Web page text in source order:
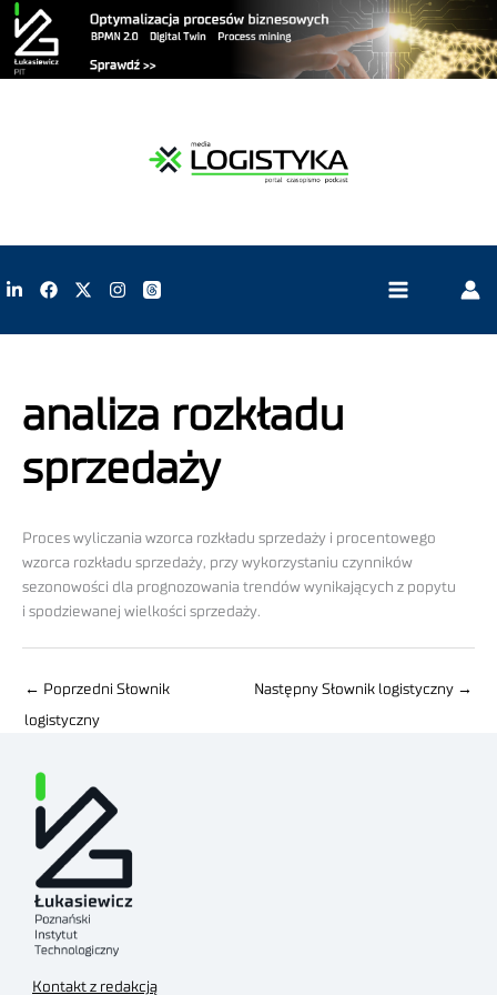
analiza rozkładu
sprzedaży
Proces wyliczania wzorca rozkładu sprzedaży i procentowego
wzorca rozkładu sprzedaży, przy wykorzystaniu czynników
sezonowości dla prognozowania trendów wynikających z popytu
i spodziewanej wielkości sprzedaży.
← Poprzedni Słownik
logistyczny
Następny Słownik logistyczny →
Kontakt z redakcją